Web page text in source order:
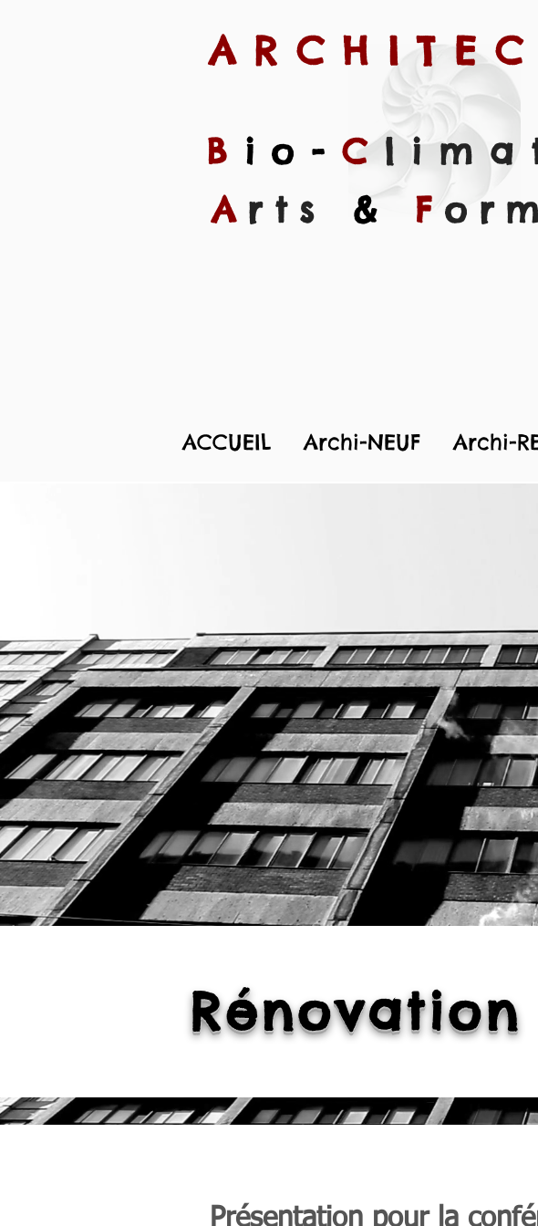
B io - C
A rts & F
ACCUEIL Archi-NEUF Archi-
Présentation pour la